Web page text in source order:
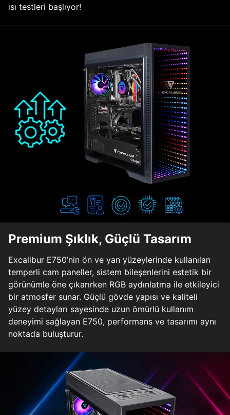
ısı testleri başlıyor!
Premium Şıklık, Güçlü Tasarım
Excalibur E750’nin ön ve yan yüzeylerinde kullanılan
temperli cam paneller, sistem bileşenlerini estetik bir
görünümle öne çıkarırken RGB aydınlatma ile etkileyici
bir atmosfer sunar. Güçlü gövde yapısı ve kaliteli
yüzey detayları sayesinde uzun ömürlü kullanım
deneyimi sağlayan E750, performans ve tasarımı aynı
noktada buluşturur.